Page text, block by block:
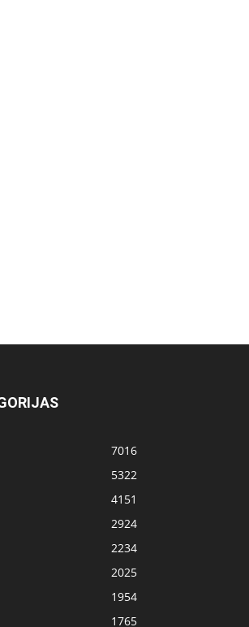
7016
5322
4151
2924
2234
2025
1954
1765